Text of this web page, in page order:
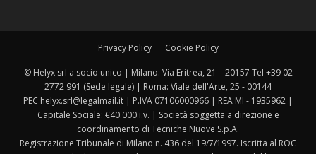
Privacy Policy Cookie Policy
© Helyx srl a socio unico | Milano: Via Eritrea, 21 – 20157 Tel +39 02
2772 991 (Sede legale) | Roma: Viale dell'Arte, 25 - 00144
PEC helyx.srl@legalmail.it | P.IVA 07106000966 | REA MI - 1935962 |
Capitale Sociale: €40.000 i.v. | Società soggetta a direzione e
coordinamento di Tecniche Nuove S.p.A.
Registrazione Tribunale di Milano n. 436 del 19/7/1997. Iscritta al ROC